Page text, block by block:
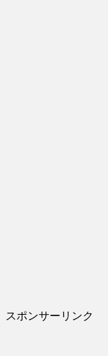
スポンサーリンク